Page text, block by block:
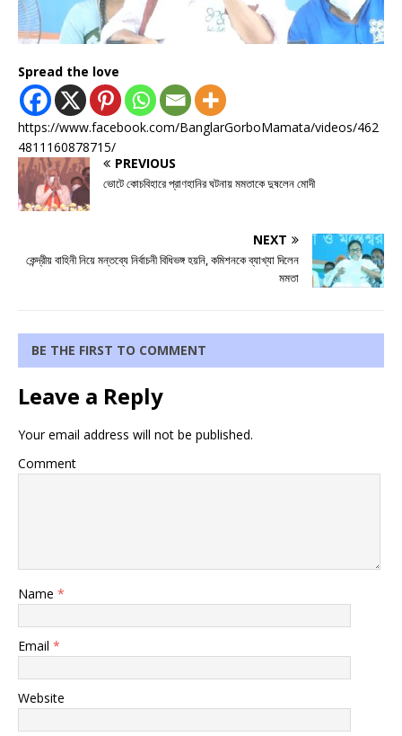
Spread the love
https://www.facebook.com/BanglarGorboMamata/videos/462
4811160878715/
PREVIOUS
ভোটে কোচবিহারে প্রাণহানির ঘটনায় মমতাকে দুষলেন মোদী
NEXT
কেন্দ্রীয় বাহিনী নিয়ে মন্তব্যে নির্বাচনী বিধিভঙ্গ হয়নি, কমিশনকে ব্যাখ্যা দিলেন
মমতা
BE THE FIRST TO COMMENT
Leave a Reply
Your email address will not be published.
Comment
Name *
Email *
Website